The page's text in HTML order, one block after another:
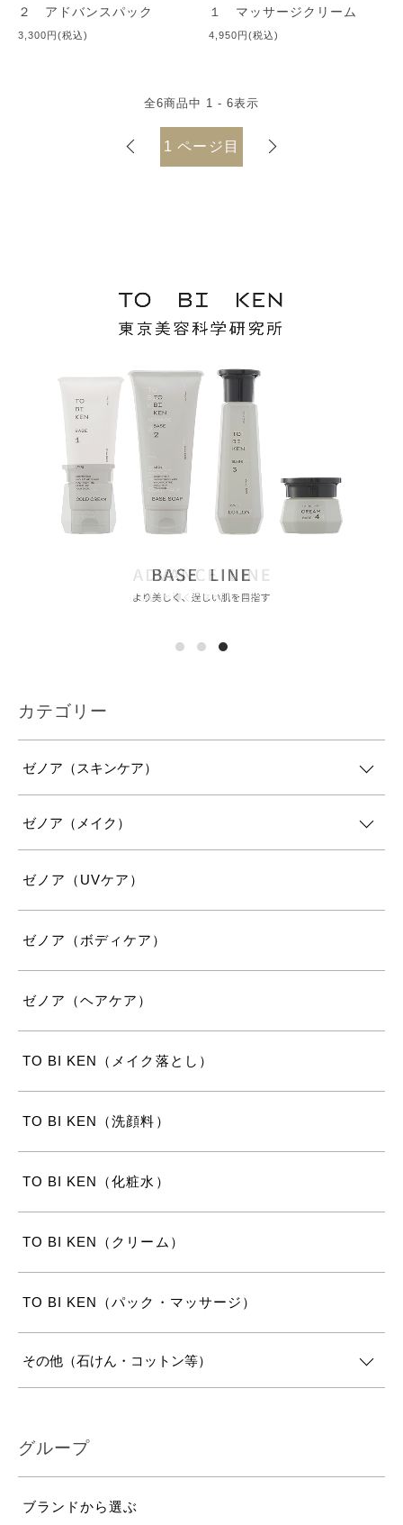
ど）を形成するのに欠かせない。
ビタミンB群：欠乏症として、皮膚炎、湿疹、口角炎、表皮の萎
●お肌を左右するのは洗顔です
お肌を守っている「皮脂」を奪い去るような、洗浄力の強い界面
２ アドバンスパック
3,300円(税込)
１ マッサージクリーム
4,950円(税込)
全6商品中 1 - 6表示
1ページ目
カテゴリー
ゼノア（スキンケア）
ゼノア（メイク）
ゼノア（UVケア）
ゼノア（ボディケア）
ゼノア（ヘアケア）
TO BI KEN（メイク落とし）
TO BI KEN（洗顔料）
TO BI KEN（化粧水）
TO BI KEN（クリーム）
TO BI KEN（パック・マッサージ）
その他（石けん・コットン等）
グループ
ブランドから選ぶ